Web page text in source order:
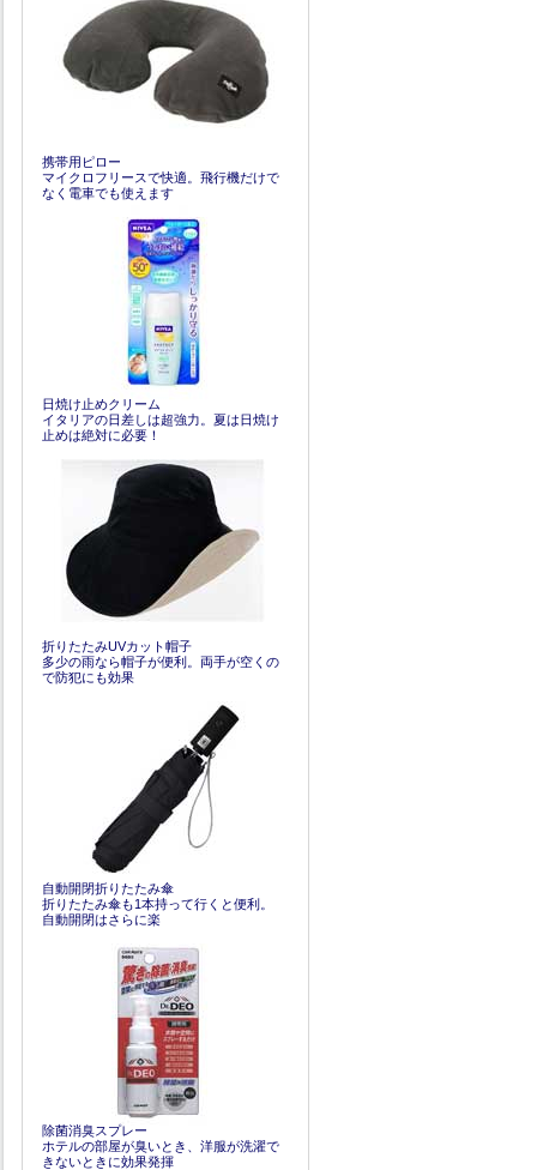
携帯用ピロー
マイクロフリースで快適。飛行機だけで
なく電車でも使えます
日焼け止めクリーム
イタリアの日差しは超強力。夏は日焼け
止めは絶対に必要！
折りたたみUVカット帽子
多少の雨なら帽子が便利。両手が空くの
で防犯にも効果
自動開閉折りたたみ傘
折りたたみ傘も1本持って行くと便利。
自動開閉はさらに楽
除菌消臭スプレー
ホテルの部屋が臭いとき、洋服が洗濯で
きないときに効果発揮